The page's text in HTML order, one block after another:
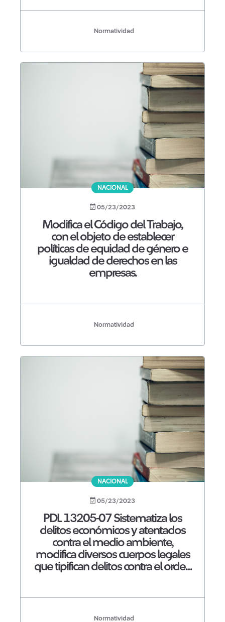
Normatividad
NACIONAL
05/23/2023
Modifica el Código del Trabajo,
con el objeto de establecer
políticas de equidad de género e
igualdad de derechos en las
empresas.
Normatividad
NACIONAL
05/23/2023
PDL 13205-07 Sistematiza los
delitos económicos y atentados
contra el medio ambiente,
modifica diversos cuerpos legales
que tipifican delitos contra el orden
Normatividad